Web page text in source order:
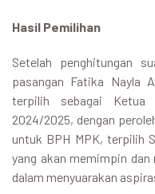
Hasil Pemilihan
Setelah penghitungan
pasangan Fatika Nayla
terpilih sebagai Ketua
2024/2025, dengan
untuk BPH MPK, terpilih
yang akan memimpin
dalam menyuarakan